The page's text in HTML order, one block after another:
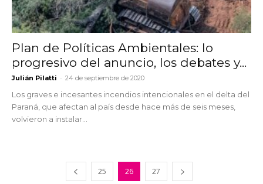
Plan de Políticas Ambientales: lo
progresivo del anuncio, los debates y...
Julián Pilatti - 24 de septiembre de 2020
Los graves e incesantes incendios intencionales en el delta del
Paraná, que afectan al país desde hace más de seis meses,
volvieron a instalar...
25 26 27